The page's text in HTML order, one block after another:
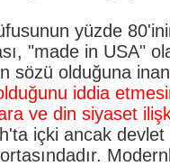
yüzde
"made in USA"
sözü olduğuna
iddia
ve din siyaset
içki ancak devlet